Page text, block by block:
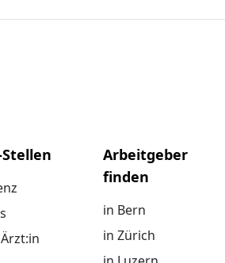
Arbeitgeber
finden
in Bern
in Zürich